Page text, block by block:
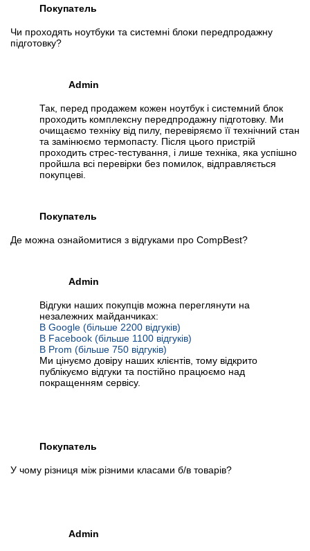
Покупатель
Чи проходять ноутбуки та системні блоки передпродажну
підготовку?
Admin
Так, перед продажем кожен ноутбук і системний блок
проходить комплексну передпродажну підготовку. Ми
очищаємо техніку від пилу, перевіряємо її технічний стан
та замінюємо термопасту. Після цього пристрій
проходить стрес-тестування, і лише техніка, яка успішно
пройшла всі перевірки без помилок, відправляється
покупцеві.
Покупатель
Де можна ознайомитися з відгуками про CompBest?
Admin
Відгуки наших покупців можна переглянути на
незалежних майданчиках:
В Google (більше 2200 відгуків)
В Facebook (більше 1100 відгуків)
В Prom (більше 750 відгуків)
Ми цінуємо довіру наших клієнтів, тому відкрито
публікуємо відгуки та постійно працюємо над
покращенням сервісу.
Покупатель
У чому різниця між різними класами б/в товарів?
Admin